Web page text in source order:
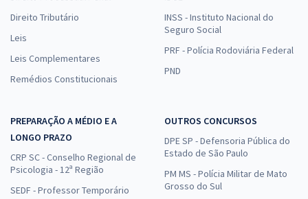
Direito Tributário
Leis
Leis Complementares
Remédios Constitucionais
INSS - Instituto Nacional do
Seguro Social
PRF - Polícia Rodoviária Federal
PND
PREPARAÇÃO A MÉDIO E A
LONGO PRAZO
CRP SC - Conselho Regional de
Psicologia - 12ª Região
SEDF - Professor Temporário
OUTROS CONCURSOS
DPE SP - Defensoria Pública do
Estado de São Paulo
PM MS - Polícia Militar de Mato
Grosso do Sul